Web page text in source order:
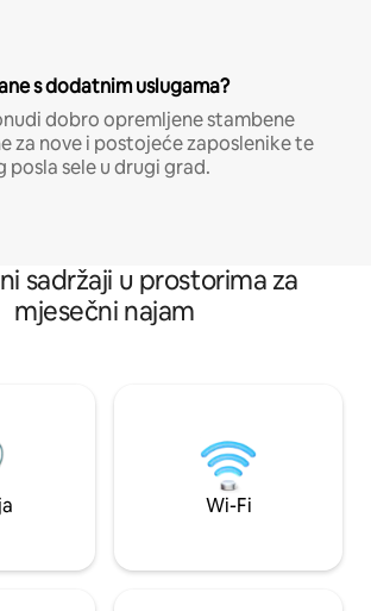
s dodatnim uslugama?
dobro opremljene stambene
za nove i postojeće zaposlenike te
posla sele u drugi grad.
sadržaji u prostorima za
mjesečni najam
Wi-Fi